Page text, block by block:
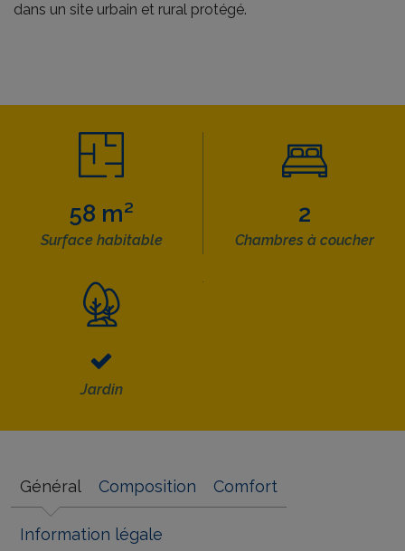
dans un site urbain et rural protégé.
58 m²
Surface habitable
2
Chambres à coucher
Jardin
Général Composition Comfort
Information légale